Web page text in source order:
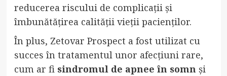
reducerea riscului de complicații și
îmbunătățirea calității vieții pacienților.
În plus, Zetovar Prospect a fost utilizat cu
succes în tratamentul unor afecțiuni rare,
cum ar fi sindromul de apnee în somn și